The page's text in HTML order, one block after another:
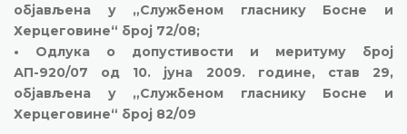
објављена у „Службеном гласнику Босне и
Херцеговине“ број 72/08;
• Одлука о допустивости и меритуму број
АП-920/07 од 10. јуна 2009. године, став 29,
објављена у „Службеном гласнику Босне и
Херцеговине“ број 82/09